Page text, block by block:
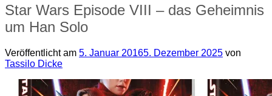
Star Wars Episode VIII – das Geheimnis
um Han Solo
Veröffentlicht am 5. Januar 20165. Dezember 2025 von
Tassilo Dicke